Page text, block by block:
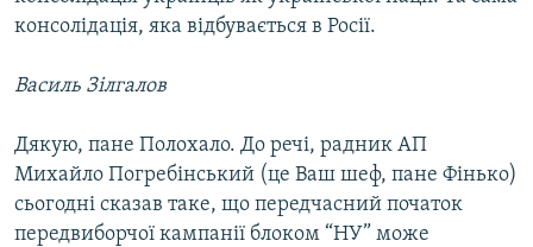
консолідація, яка відбувається в Росії.
Василь Зілгалов
Дякую, пане Полохало. До речі, радник АП
Михайло Погребінський (це Ваш шеф, пане Фінько)
сьогодні сказав таке, що передчасний початок
передвиборчої кампанії блоком “НУ” може